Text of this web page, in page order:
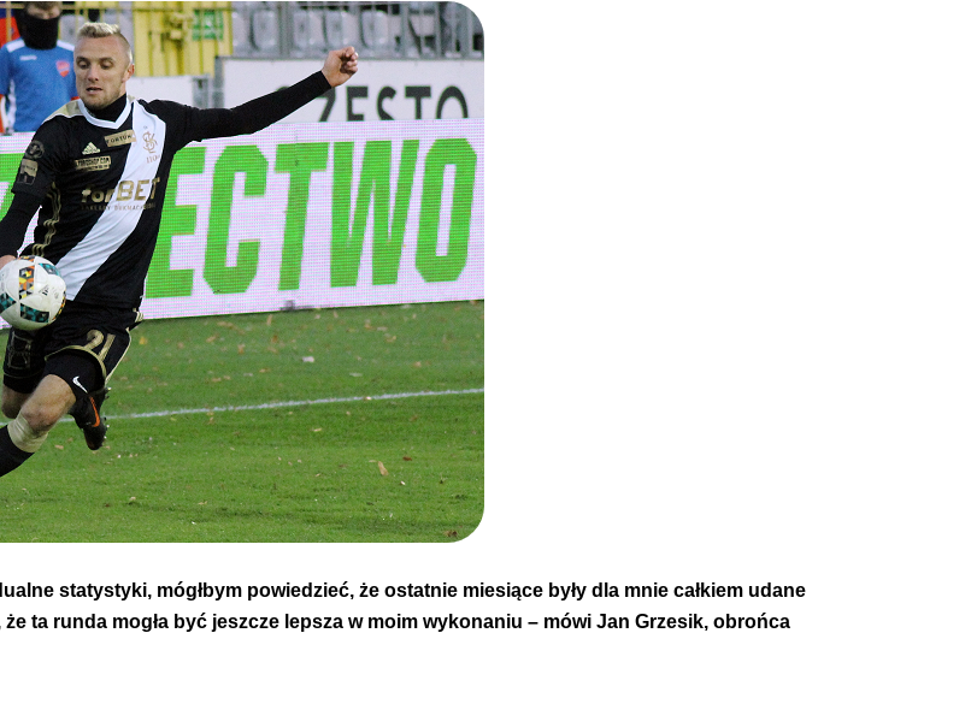
statystyki, mógłbym powiedzieć, że ostatnie miesiące były dla mnie całkiem udane
ta runda mogła być jeszcze lepsza w moim wykonaniu – mówi Jan Grzesik, obrońca